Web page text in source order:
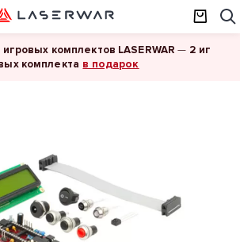
игровых комплектов LASERWAR — 2 иг
комплекта в подарок